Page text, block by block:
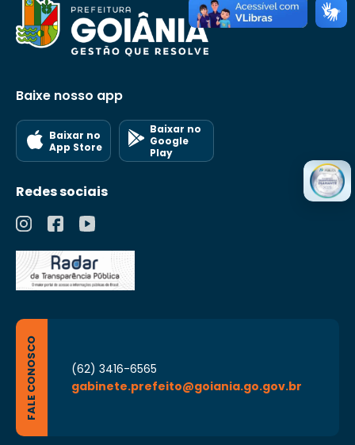
Baixe nosso app
Baixar no
App Store
Baixar no
Google
Play
Redes sociais
FALE CONOSCO
(62) 3416-6565
gabinete.prefeito@goiania.go.gov.br